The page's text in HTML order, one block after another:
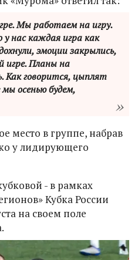
Мы работаем на игру.
нас каждая игра как
эмоции закрылись,
игре. Планы на
Как говорится, цыплят
осенью будем,
место в группе, набрав
у лидирующего
- в рамках
Кубка России
на своем поле